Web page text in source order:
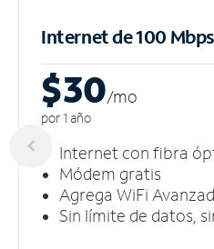
Internet de 100 Mbps
$30/mo
por 1 año
Internet con fibra
Módem gratis
Agrega WiFi
Sin límite de datos,